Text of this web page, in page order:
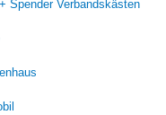
Spender Verbandskästen